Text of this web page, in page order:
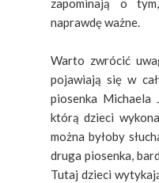
zapominają o
naprawdę ważne.
Warto zwrócić
pojawiają się w
piosenka Michaela
którą dzieci
można byłoby
druga piosenka,
Tutaj dzieci